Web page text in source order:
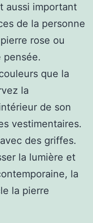
aussi important
de la personne
rose ou
pensée.
que la
la
de son
vestimentaires.
des griffes.
la lumière et
la
la pierre